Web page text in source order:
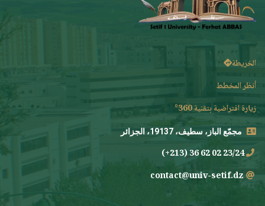
الخريطة
أنظر المخطط
زيارة افتراضية بتقنية 360°
مجمّع الباز، سطيف، 19137، الجزائر
23/24 02 62 36 (213+)
contact@univ-setif.dz